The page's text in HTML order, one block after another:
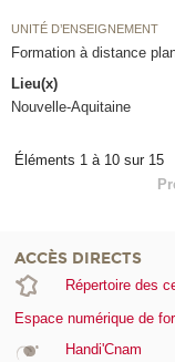
UNITÉ D’ENSEIGNEMENT
Formation à distance
Lieu(x)
Nouvelle-Aquitaine
Éléments 1 à 10 sur 15
ACCÈS DIRECTS
Répertoire des
Espace numérique de
Handi'Cnam